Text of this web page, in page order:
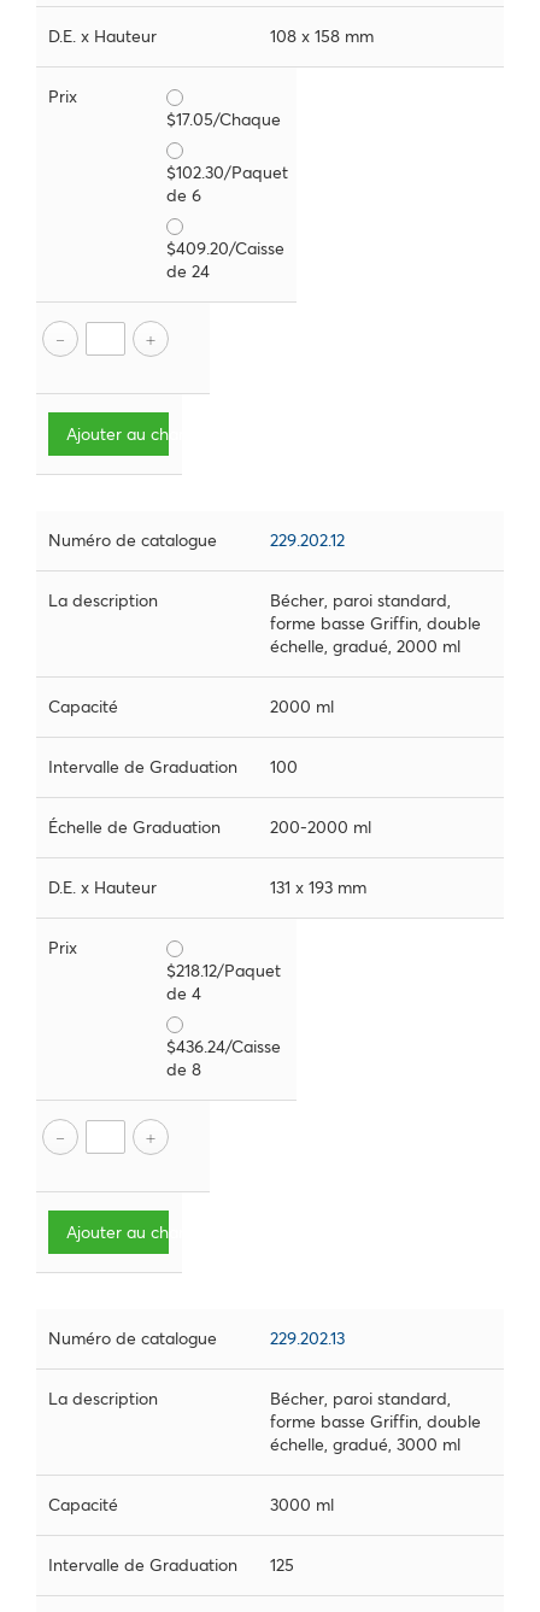
D.E. x Hauteur 108 x 158 mm
Prix
$17.05/Chaque
$102.30/Paquet
de 6
$409.20/Caisse
de 24
Ajouter au chariot
Numéro de catalogue 229.202.12
La description
Bécher, paroi standard,
forme basse Griffin, double
échelle, gradué, 2000 ml
Capacité 2000 ml
Intervalle de Graduation 100
Échelle de Graduation 200-2000 ml
D.E. x Hauteur 131 x 193 mm
Prix
$218.12/Paquet
de 4
$436.24/Caisse
de 8
Ajouter au chariot
Numéro de catalogue 229.202.13
La description
Bécher, paroi standard,
forme basse Griffin, double
échelle, gradué, 3000 ml
Capacité 3000 ml
Intervalle de Graduation 125